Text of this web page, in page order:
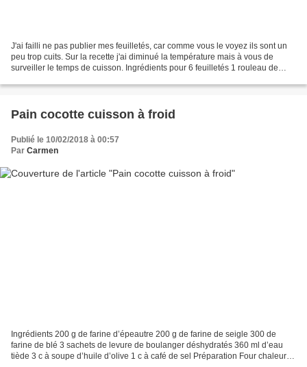
J'ai failli ne pas publier mes feuilletés, car comme vous le voyez ils sont un
peu trop cuits. Sur la recette j'ai diminué la température mais à vous de
surveiller le temps de cuisson. Ingrédients pour 6 feuilletés 1 rouleau de
Pain cocotte cuisson à froid
Publié le 10/02/2018 à 00:57
Par Carmen
Ingrédients 200 g de farine d’épeautre 200 g de farine de seigle 300 de
farine de blé 3 sachets de levure de boulanger déshydratés 360 ml d’eau
tiède 3 c à soupe d’huile d’olive 1 c à café de sel Préparation Four chaleur